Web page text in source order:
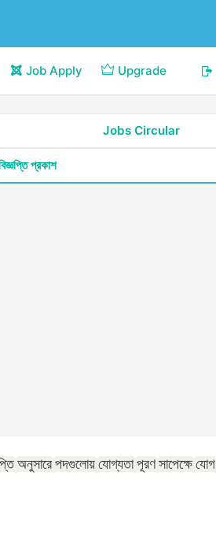
Job Apply Upgrade
Jobs Circular
প্রকাশ
অনুসারে পদগুলোয় যোগ্যতা পূরণ সাপেক্ষে যোগ